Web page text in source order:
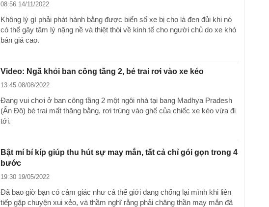
08:56 14/11/2022
Không lý gì phải phát hành bằng được biển số xe bị cho là đen đủi khi nó
có thể gây tâm lý nặng nề và thiệt thòi về kinh tế cho người chủ do xe khó
bán giá cao.
Video: Ngã khỏi ban công tầng 2, bé trai rơi vào xe kéo
13:45 08/08/2022
Đang vui chơi ở ban công tầng 2 một ngôi nhà tại bang Madhya Pradesh
(Ấn Độ) bé trai mất thăng bằng, rơi trúng vào ghế của chiếc xe kéo vừa đi
tới.
Bật mí bí kíp giúp thu hút sự may mắn, tất cả chỉ gói gọn trong 4
bước
19:30 19/05/2022
Đã bao giờ bạn có cảm giác như cả thế giới đang chống lại mình khi liên
tiếp gặp chuyện xui xẻo, và thầm nghĩ rằng phải chăng thần may mắn đã